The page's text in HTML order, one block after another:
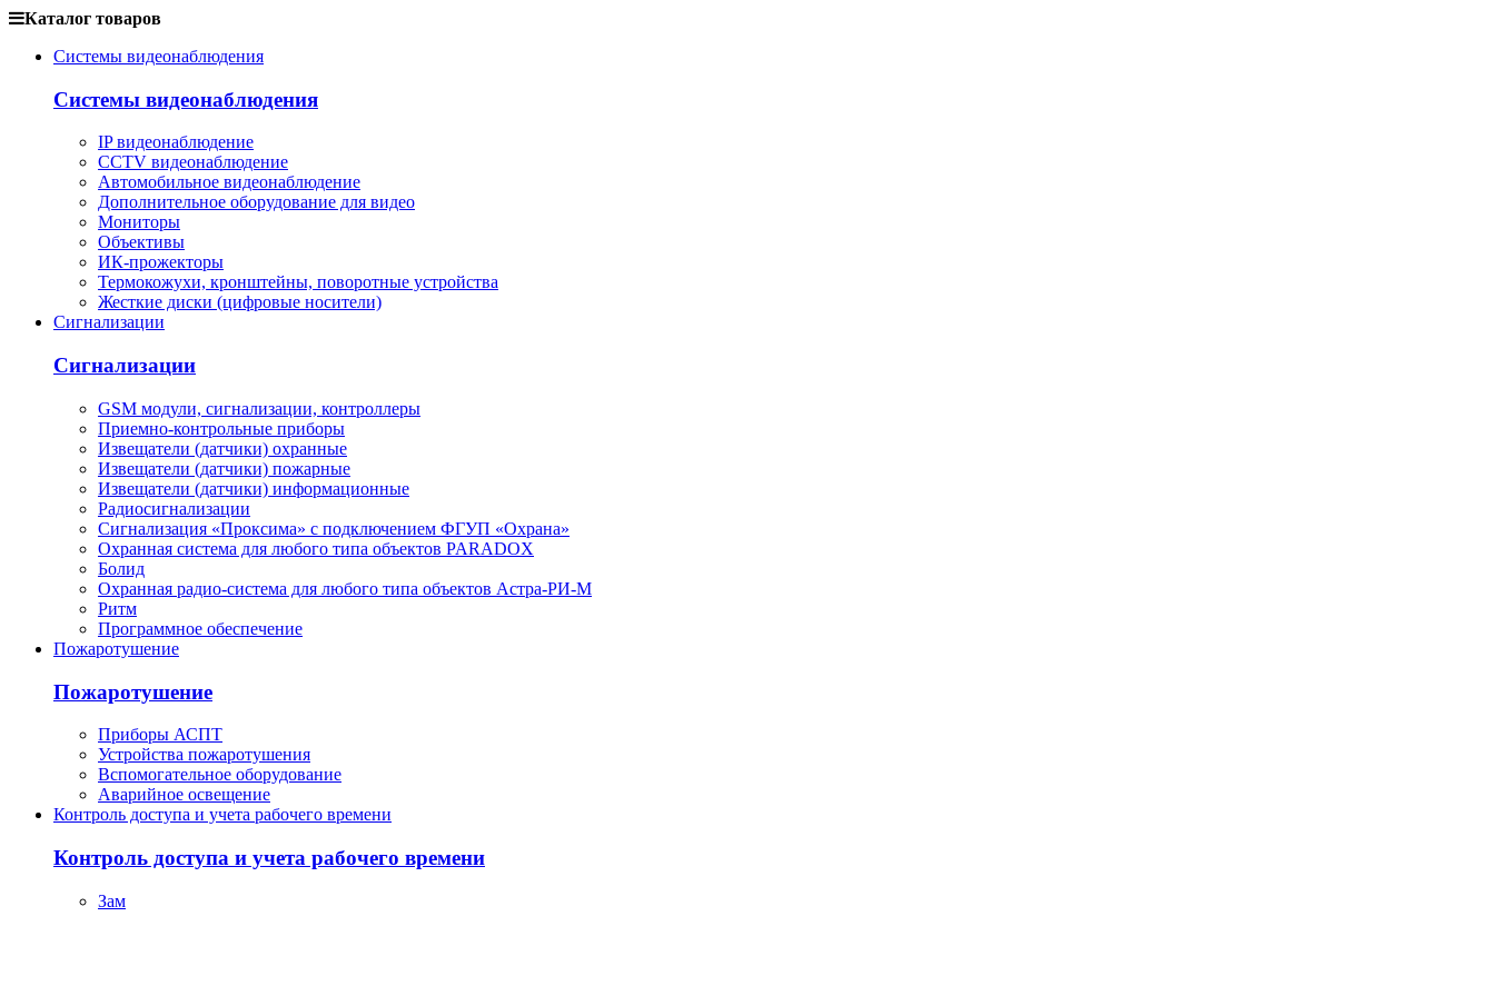
Каталог товаров
Системы видеонаблюдения
Системы видеонаблюдения
IP видеонаблюдение
CCTV видеонаблюдение
Автомобильное видеонаблюдение
Дополнительное оборудование для видео
Мониторы
Объективы
ИК-прожекторы
Термокожухи, кронштейны, поворотные устройства
Жесткие диски (цифровые носители)
Сигнализации
Сигнализации
GSM модули, сигнализации, контроллеры
Приемно-контрольные приборы
Извещатели (датчики) охранные
Извещатели (датчики) пожарные
Извещатели (датчики) информационные
Радиосигнализации
Сигнализация «Проксима» с подключением ФГУП «Охрана»
Охранная система для любого типа объектов PARADOX
Болид
Охранная радио-система для любого типа объектов Астра-РИ-М
Ритм
Программное обеспечение
Пожаротушение
Пожаротушение
Приборы АСПТ
Устройства пожаротушения
Вспомогательное оборудование
Аварийное освещение
Контроль доступа и учета рабочего времени
Контроль доступа и учета рабочего времени
Зам